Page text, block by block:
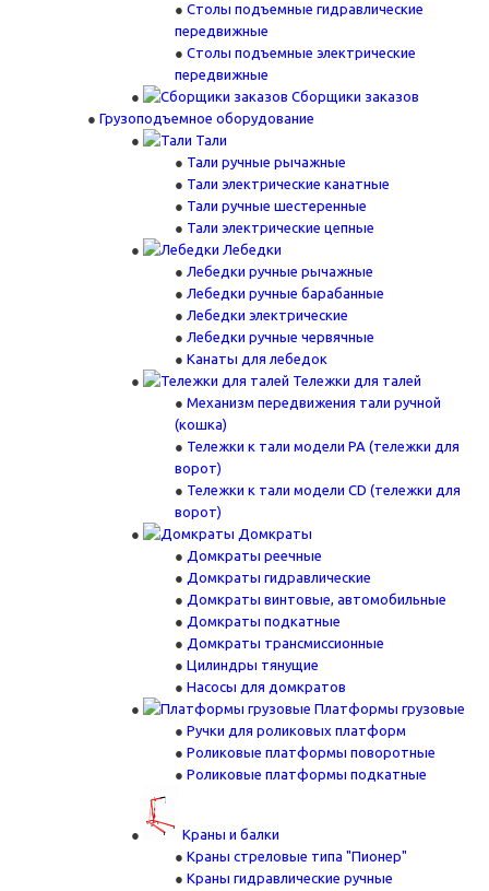
Столы подъемные гидравлические
передвижные
Столы подъемные электрические
передвижные
Сборщики заказов
Грузоподъемное оборудование
Тали
Тали ручные рычажные
Тали электрические канатные
Тали ручные шестеренные
Тали электрические цепные
Лебедки
Лебедки ручные рычажные
Лебедки ручные барабанные
Лебедки электрические
Лебедки ручные червячные
Канаты для лебедок
Тележки для талей
Механизм передвижения тали ручной
(кошка)
Тележки к тали модели РА (тележки для
ворот)
Тележки к тали модели CD (тележки для
ворот)
Домкраты
Домкраты реечные
Домкраты гидравлические
Домкраты винтовые, автомобильные
Домкраты подкатные
Домкраты трансмиссионные
Цилиндры тянущие
Насосы для домкратов
Платформы грузовые
Ручки для роликовых платформ
Роликовые платформы поворотные
Роликовые платформы подкатные
Краны и балки
Краны стреловые типа "Пионер"
Краны гидравлические ручные